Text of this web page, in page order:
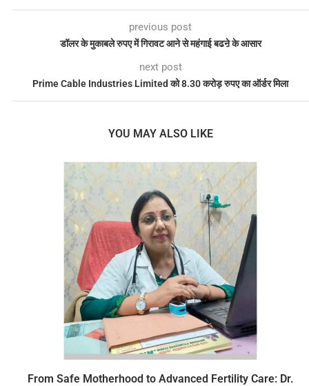
previous post
डॉलर के मुकाबले रुपए में गिरावट आने से महंगाई बढऩे के आसार
next post
Prime Cable Industries Limited को 8.30 करोड़ रुपए का ऑर्डर मिला
YOU MAY ALSO LIKE
From Safe Motherhood to Advanced Fertility Care: Dr.